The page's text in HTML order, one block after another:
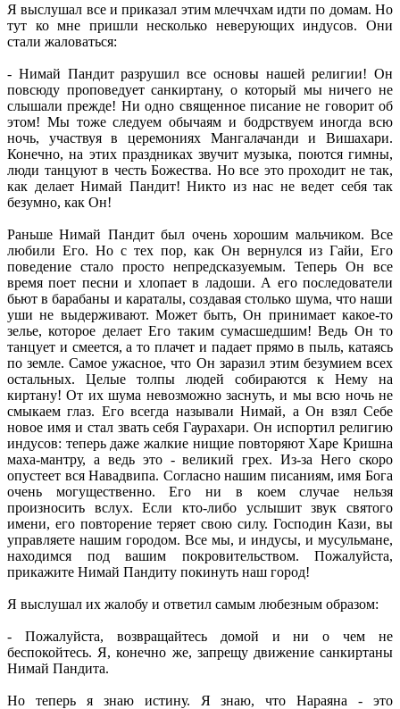
Я выслушал все и приказал этим млеччхам идти по домам. Но
тут ко мне пришли несколько неверующих индусов. Они
стали жаловаться:
- Нимай Пандит разрушил все основы нашей религии! Он
повсюду проповедует санкиртану, о который мы ничего не
слышали прежде! Ни одно священное писание не говорит об
этом! Мы тоже следуем обычаям и бодрствуем иногда всю
ночь, участвуя в церемониях Мангалачанди и Вишахари.
Конечно, на этих праздниках звучит музыка, поются гимны,
люди танцуют в честь Божества. Но все это проходит не так,
как делает Нимай Пандит! Никто из нас не ведет себя так
безумно, как Он!
Раньше Нимай Пандит был очень хорошим мальчиком. Все
любили Его. Но с тех пор, как Он вернулся из Гайи, Его
поведение стало просто непредсказуемым. Теперь Он все
время поет песни и хлопает в ладоши. А его последователи
бьют в барабаны и караталы, создавая столько шума, что наши
уши не выдерживают. Может быть, Он принимает какое-то
зелье, которое делает Его таким сумасшедшим! Ведь Он то
танцует и смеется, а то плачет и падает прямо в пыль, катаясь
по земле. Самое ужасное, что Он заразил этим безумием всех
остальных. Целые толпы людей собираются к Нему на
киртану! От их шума невозможно заснуть, и мы всю ночь не
смыкаем глаз. Его всегда называли Нимай, а Он взял Себе
новое имя и стал звать себя Гаурахари. Он испортил религию
индусов: теперь даже жалкие нищие повторяют Харе Кришна
маха-мантру, а ведь это - великий грех. Из-за Него скоро
опустеет вся Навадвипа. Согласно нашим писаниям, имя Бога
очень могущественно. Его ни в коем случае нельзя
произносить вслух. Если кто-либо услышит звук святого
имени, его повторение теряет свою силу. Господин Кази, вы
управляете нашим городом. Все мы, и индусы, и мусульмане,
находимся под вашим покровительством. Пожалуйста,
прикажите Нимай Пандиту покинуть наш город!
Я выслушал их жалобу и ответил самым любезным образом:
- Пожалуйста, возвращайтесь домой и ни о чем не
беспокойтесь. Я, конечно же, запрещу движение санкиртаны
Нимай Пандита.
Но теперь я знаю истину. Я знаю, что Нараяна - это